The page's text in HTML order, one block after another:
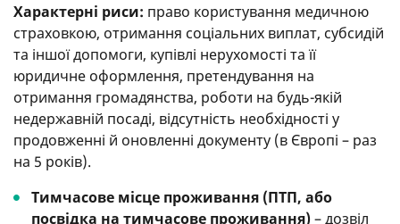
Характерні риси: право користування медичною
страховкою, отримання соціальних виплат, субсидій
та іншої допомоги, купівлі нерухомості та її
юридичне оформлення, претендування на
отримання громадянства, роботи на будь-якій
недержавній посаді, відсутність необхідності у
продовженні й оновленні документу (в Європі – раз
на 5 років).
Тимчасове місце проживання (ПТП, або
посвідка на тимчасове проживання)– дозвіл